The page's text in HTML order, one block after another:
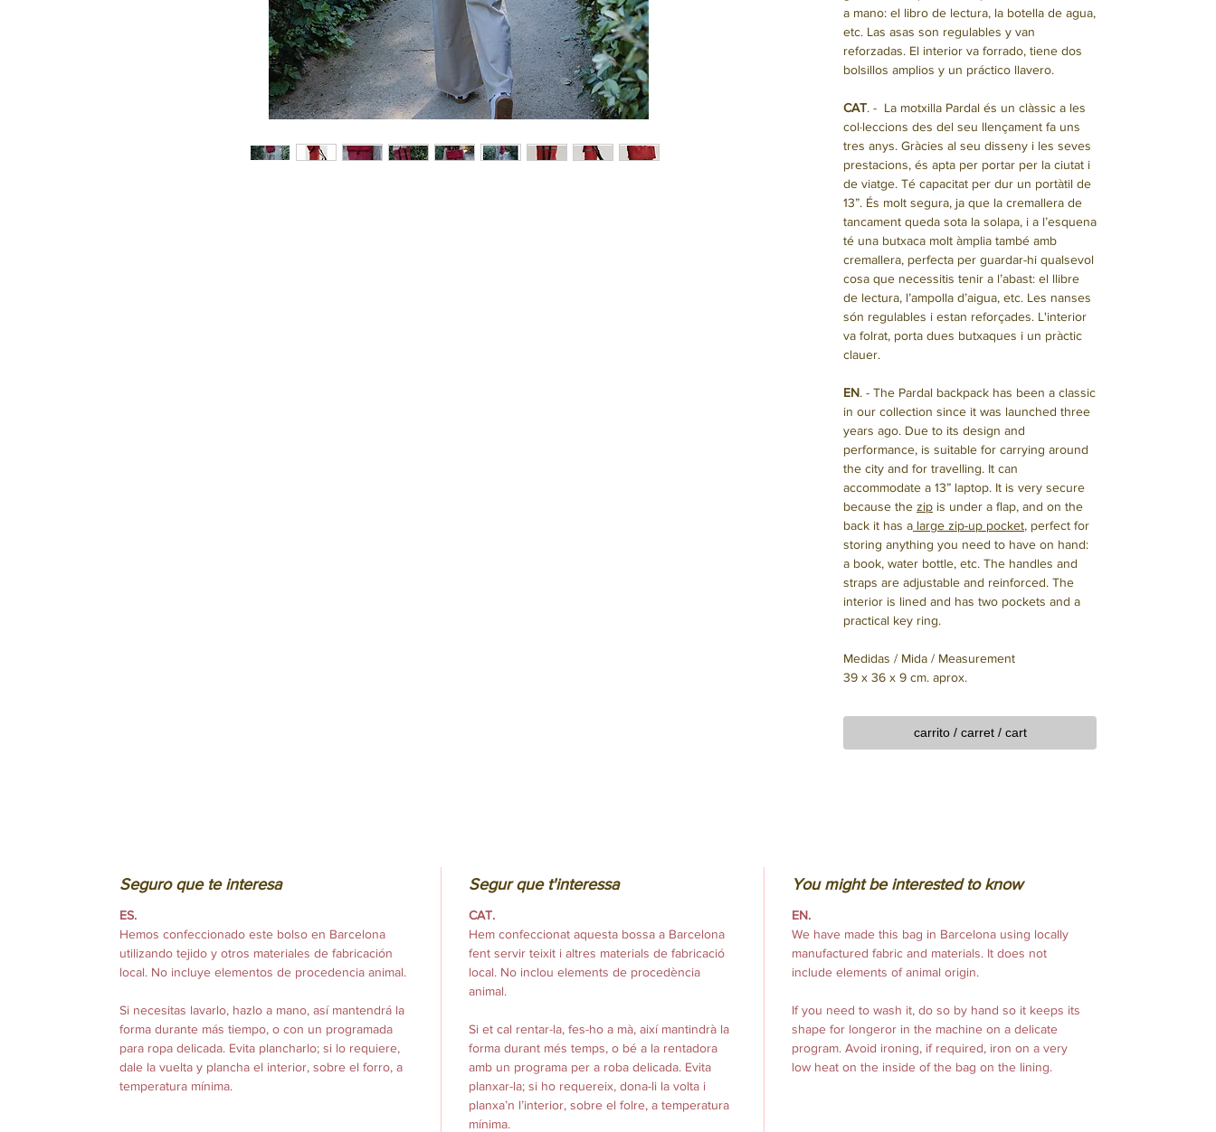
a mano: el libro de lectura, la botella de agua,
etc. Las asas son regulables y van
reforzadas. El interior va forrado, tiene dos
bolsillos amplios y un práctico llavero.
CAT. - La motxilla Pardal és un clàssic a les
col·leccions des del seu llençament fa uns
tres anys. Gràcies al seu disseny i les seves
prestacions, és apta per portar per la ciutat i
de viatge. Té capacitat per dur un portàtil de
13”. És molt segura, ja que la cremallera de
tancament queda sota la solapa, i a l’esquena
té una butxaca molt àmplia també amb
cremallera, perfecta per guardar-hi qualsevol
cosa que necessitis tenir a l’abast: el llibre
de lectura, l’ampolla d’aigua, etc. Les nanses
són regulables i estan reforçades. L'interior
va folrat, porta dues butxaques i un pràctic
clauer.
EN. - The Pardal backpack has been a classic
in our collection since it was launched three
years ago. Due to its design and
performance, is suitable for carrying around
the city and for travelling. It can
accommodate a 13” laptop. It is very secure
because the zip is under a flap, and on the
back it has a large zip-up pocket, perfect for
storing anything you need to have on hand:
a book, water bottle, etc. The handles and
straps are adjustable and reinforced. The
interior is lined and has two pockets and a
practical key ring.
Medidas / Mida / Measurement
39 x 36 x 9 cm. aprox.
carrito / carret / cart
Seguro que te interesa
ES.
Hemos confeccionado este bolso en Barcelona
utilizando tejido y otros materiales de fabricación
local. No incluye elementos de procedencia animal.
Si necesitas lavarlo, hazlo a mano, así mantendrá la
forma durante más tiempo, o con un programada
para ropa delicada. Evita plancharlo; si lo requiere,
dale la vuelta y plancha el interior, sobre el forro, a
temperatura mínima.
Segur que t'interessa
CAT.
Hem confeccionat aquesta bossa a Barcelona
fent servir teixit i altres materials de fabricació
local. No inclou elements de procedència
animal.
Si et cal rentar-la, fes-ho a mà, així mantindrà la
forma durant més temps, o bé a la rentadora
amb un programa per a roba delicada. Evita
planxar-la; si ho requereix, dona-li la volta i
planxa’n l’interior, sobre el folre, a temperatura
mínima.
You might be interested to know
EN.
We have made this bag in Barcelona using locally
manufactured fabric and materials. It does not
include elements of animal origin.
If you need to wash it, do so by hand so it keeps its
shape for longeror in the machine on a delicate
program. Avoid ironing, if required, iron on a very
low heat on the inside of the bag on the lining.